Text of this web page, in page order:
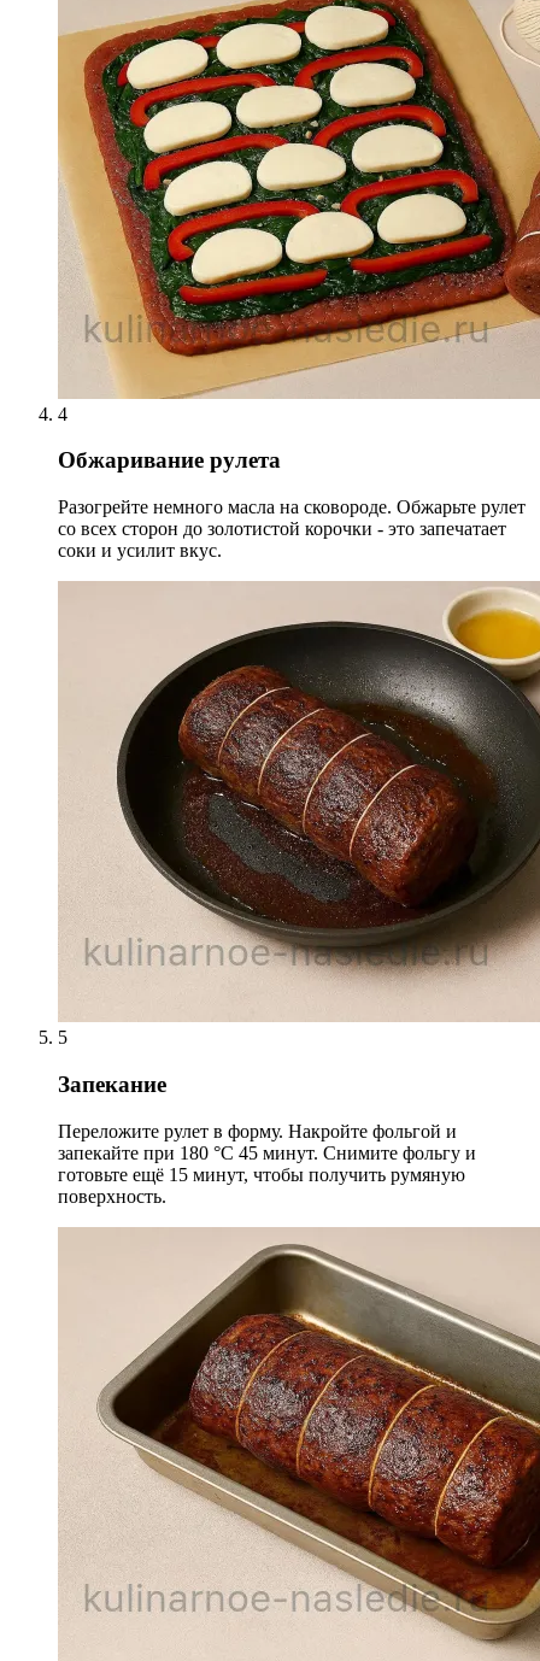
4
Обжаривание рулета
Разогрейте немного масла на сковороде. Обжарьте рулет
со всех сторон до золотистой корочки - это запечатает
соки и усилит вкус.
5
Запекание
Переложите рулет в форму. Накройте фольгой и
запекайте при 180 °C 45 минут. Снимите фольгу и
готовьте ещё 15 минут, чтобы получить румяную
поверхность.